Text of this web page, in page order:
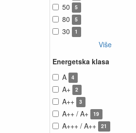
50 5
80 5
30 1
Više
Energetska klasa
A
4
A+ 2
A++ 3
A++ / A+ 19
A+++ / A++ 21